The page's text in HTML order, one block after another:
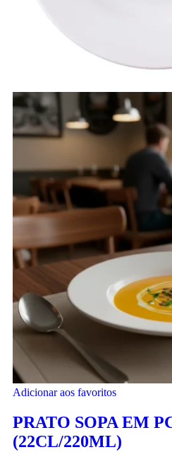
Adicionar aos favoritos
PRATO SOPA EM
(22CL/220ML)